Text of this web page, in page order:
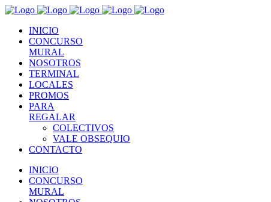
INICIO
CONCURSO
MURAL
NOSOTROS
TERMINAL
LOCALES
PROMOS
PARA
REGALAR
COLECTIVOS
VALE OBSEQUIO
CONTACTO
INICIO
CONCURSO
MURAL